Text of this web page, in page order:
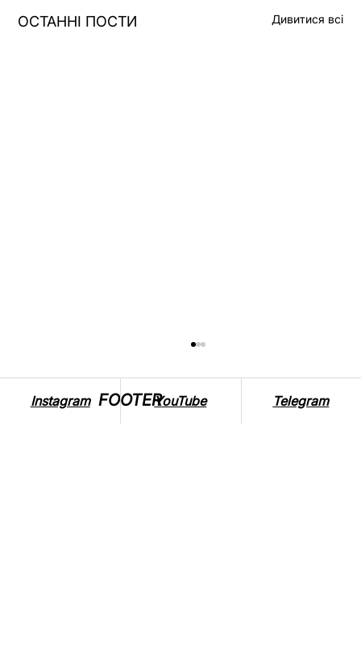
ОСТАННІ ПОСТИ Дивитися всі
FOOTER
Instagram YouTube Telegram